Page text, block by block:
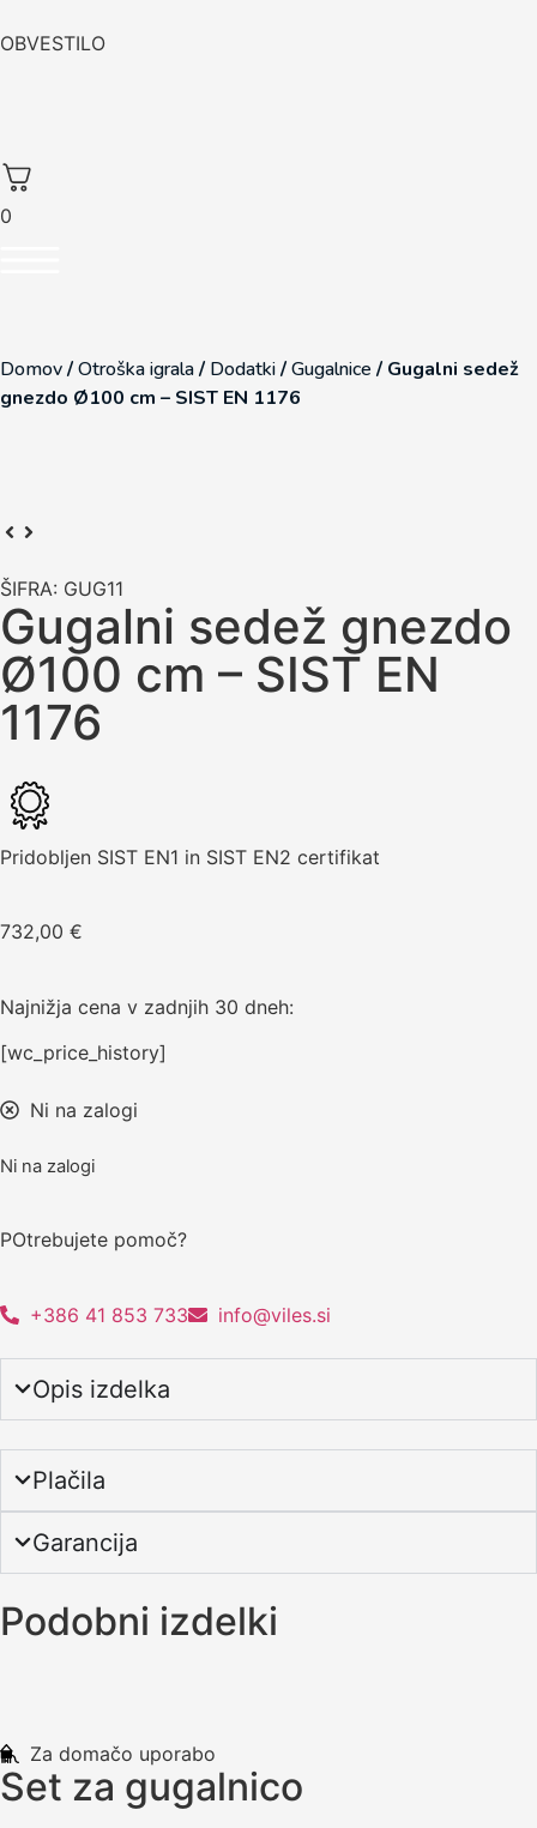
OBVESTILO
0
Domov/Otroška igrala/ Dodatki/Gugalnice / Gugalni sedež
gnezdo Ø100 cm – SIST EN 1176
ŠIFRA: GUG11
Gugalni sedež gnezdo
Ø100 cm – SIST EN
1176
Pridobljen SIST EN1 in SIST EN2 certifikat
732,00 €
Najnižja cena v zadnjih 30 dneh:
[wc_price_history]
Ni na zalogi
Ni na zalogi
POtrebujete pomoč?
+386 41 853 733 info@viles.si
Opis izdelka
Plačila
Garancija
Podobni izdelki
Za domačo uporabo
Set za gugalnico